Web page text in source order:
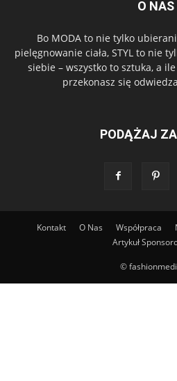
O NAS
Bo MODA to nie tylko
pielęgnowanie ciała, STYL to nie
siebie – wszystko to sztuka, a
przekonasz się
PODĄŻAJ
Kontakt O Nas Współpraca
Artykuł
©